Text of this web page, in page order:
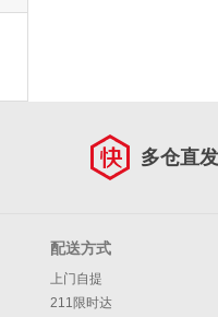
多仓直
配送方式
上门自提
211限时达